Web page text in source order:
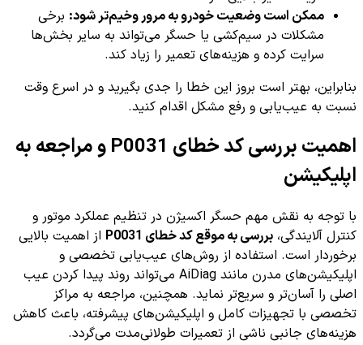
ممکن است وضعیت خودرو به مرور وخیم‌تر شود: برخی
مشکلات در سیم‌کشی یا حسگر می‌تواند به سایر بخش‌ها
سرایت کرده و هزینه‌های تعمیر را زیاد کند.
بنابراین، بهتر است بروز این خطا را جدی بگیرید و در اسرع وقت
نسبت به عیب‌یابی و رفع مشکل اقدام کنید.
اهمیت بررسی کد خطای P0031 و مراجعه به
اپلیکیشن
با توجه به نقش مهم حسگر اکسیژن در تنظیم عملکرد موتور و
کنترل آلایندگی، بررسی به موقع کد خطای P0031
از اهمیت بالایی
برخوردار است. استفاده از روش‌های عیب‌یابی تخصصی و
اپلیکیشن‌های مدرن مانند AiDiag می‌تواند روند پیدا کردن عیب
اصلی را آسان‌تر و سریع‌تر نماید. همچنین، مراجعه به مراکز
تخصصی با تجهیزات کامل و اپلیکیشن‌های پیشرفته، باعث کاهش
هزینه‌های جانبی ناشی از تعمیرات طولانی‌مدت می‌گردد.